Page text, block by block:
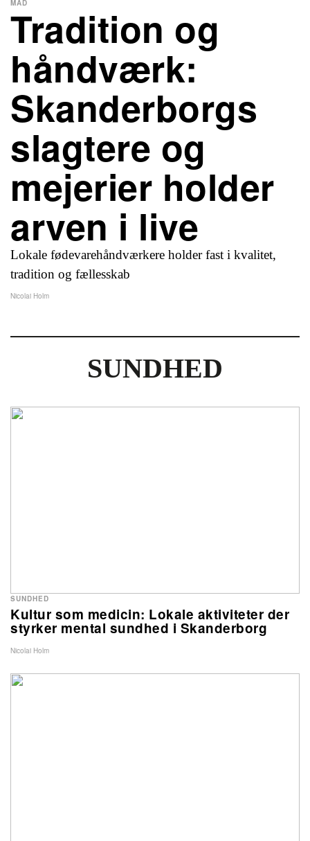
Tradition og
håndværk:
Skanderborgs
slagtere og
mejerier holder
arven i live
Lokale fødevarehåndværkere holder fast i kvalitet,
tradition og fællesskab
MAD
Nicolai Holm
SUNDHED
Kultur som medicin: Lokale aktiviteter der
styrker mental sundhed i Skanderborg
SUNDHED
Nicolai Holm